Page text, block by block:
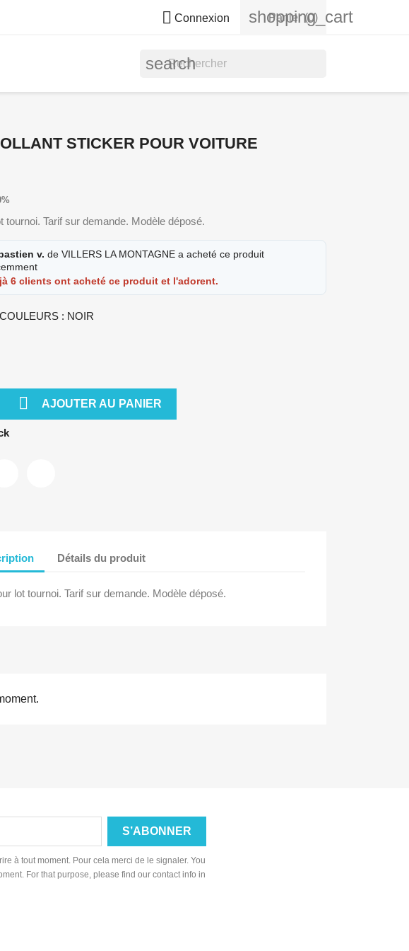
 Connexion shopping_cart
Panier (0)
search
STICKER POUR VOITURE
tournoi. Tarif sur demande. Modèle déposé.
v. de VILLERS LA MONTAGNE a acheté ce produit
6 clients ont acheté ce produit et l'adorent.
: NOIR
 AJOUTER AU PANIER
Détails du produit
lot tournoi. Tarif sur demande. Modèle déposé.
à tout moment. Pour cela merci de le signaler. You
For that purpose, please find our contact info in